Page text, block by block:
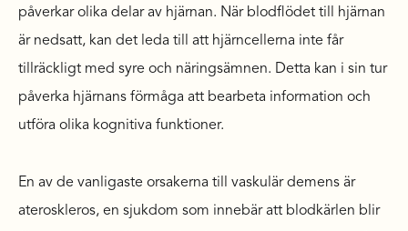
påverkar olika delar av hjärnan. När blodflödet till hjärnan
är nedsatt, kan det leda till att hjärncellerna inte får
tillräckligt med syre och näringsämnen. Detta kan i sin tur
påverka hjärnans förmåga att bearbeta information och
utföra olika kognitiva funktioner.
En av de vanligaste orsakerna till vaskulär demens är
ateroskleros, en sjukdom som innebär att blodkärlen blir